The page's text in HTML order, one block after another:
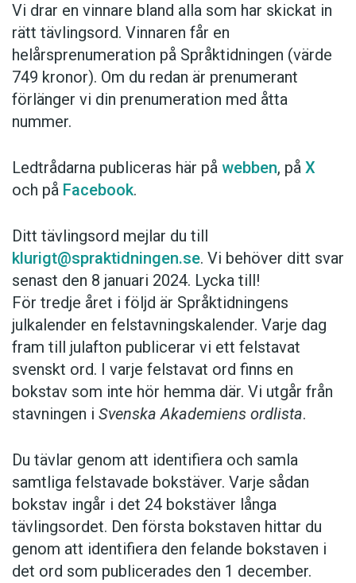
Vi drar en vinnare bland alla som har skickat in
rätt tävlingsord. Vinnaren får en
helårsprenumeration på Språktidningen (värde
749 kronor). Om du redan är prenumerant
förlänger vi din prenumeration med åtta
nummer.
Ledtrådarna publiceras här på webben, på X
och på Facebook.
Ditt tävlingsord mejlar du till
klurigt@spraktidningen.se. Vi behöver ditt svar
senast den 8 januari 2024. Lycka till!
För tredje året i följd är Språktidningens
julkalender en felstavningskalender. Varje dag
fram till julafton publicerar vi ett felstavat
svenskt ord. I varje felstavat ord finns en
bokstav som inte hör hemma där. Vi utgår från
stavningen i Svenska Akademiens ordlista.
Du tävlar genom att identifiera och samla
samtliga felstavade bokstäver. Varje sådan
bokstav ingår i det 24 bokstäver långa
tävlingsordet. Den första bokstaven hittar du
genom att identifiera den felande bokstaven i
det ord som publicerades den 1 december.